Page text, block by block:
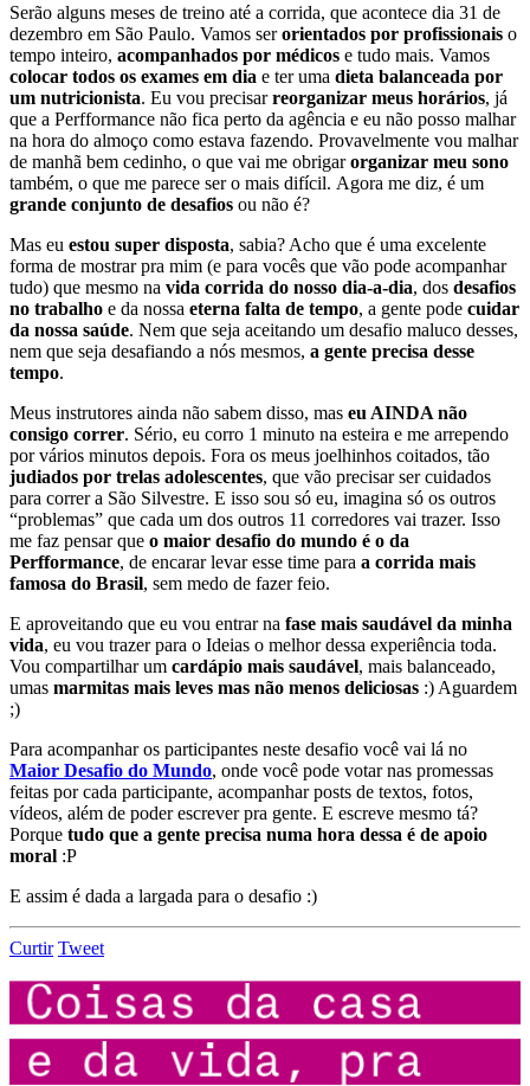
Serão alguns meses de treino até a corrida, que acontece dia 31 de
dezembro em São Paulo. Vamos serorientados por profissionais o
tempo inteiro, acompanhados por médicos e tudo mais. Vamos
colocar todos os exames em dia e ter uma dieta balanceada por
um nutricionista. Eu vou precisarreorganizar meus horários, já
que a Perfformance não fica perto da agência e eu não posso malhar
na hora do almoço como estava fazendo. Provavelmente vou malhar
de manhã bem cedinho, o que vai me obrigarorganizar meu sono
também, o que me parece ser o mais difícil. Agora me diz, é um
grande conjunto de desafios ou não é?
Mas eu estou super disposta, sabia? Acho que é uma excelente
forma de mostrar pra mim (e para vocês que vão pode acompanhar
tudo) que mesmo na vida corrida do nosso dia-a-dia, dos desafios
no trabalho e da nossa eterna falta de tempo, a gente pode cuidar
da nossa saúde. Nem que seja aceitando um desafio maluco desses,
nem que seja desafiando a nós mesmos, a gente precisa desse
tempo.
Meus instrutores ainda não sabem disso, mas eu AINDA não
consigo correr. Sério, eu corro 1 minuto na esteira e me arrependo
por vários minutos depois. Fora os meus joelhinhos coitados, tão
judiados por trelas adolescentes, que vão precisar ser cuidados
para correr a São Silvestre. E isso sou só eu, imagina só os outros
“problemas” que cada um dos outros 11 corredores vai trazer. Isso
me faz pensar que o maior desafio do mundo é o da
Perfformance, de encarar levar esse time para a corrida mais
famosa do Brasil, sem medo de fazer feio.
E aproveitando que eu vou entrar na fase mais saudável da minha
vida, eu vou trazer para o Ideias o melhor dessa experiência toda.
Vou compartilhar um cardápio mais saudável, mais balanceado,
umas marmitas mais leves mas não menos deliciosas :) Aguardem
;)
Para acompanhar os participantes neste desafio você vai lá no
Maior Desafio do Mundo, onde você pode votar nas promessas
feitas por cada participante, acompanhar posts de textos, fotos,
vídeos, além de poder escrever pra gente. E escreve mesmo tá?
Porque tudo que a gente precisa numa hora dessa é de apoio
moral :P
E assim é dada a largada para o desafio :)
Curtir Tweet